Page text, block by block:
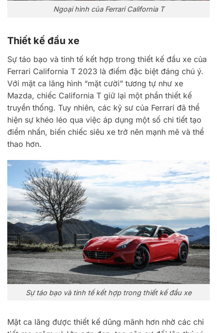
Ngoại hình của Ferrari California T
Thiết kế đầu xe
Sự táo bạo và tinh tế kết hợp trong thiết kế đầu xe của
Ferrari California T 2023 là điểm đặc biệt đáng chú ý.
Với mặt ca lăng hình “mặt cười” tương tự như xe
Mazda, chiếc California T giữ lại một phần thiết kế
truyền thống. Tuy nhiên, các kỹ sư của Ferrari đã thể
hiện sự khéo léo qua việc áp dụng một số chi tiết tạo
điểm nhấn, biến chiếc siêu xe trở nên mạnh mẽ và thể
thao hơn.
Sự táo bạo và tinh tế kết hợp trong thiết kế đầu xe
Mặt ca lăng được thiết kế dũng mãnh hơn nhờ các chi